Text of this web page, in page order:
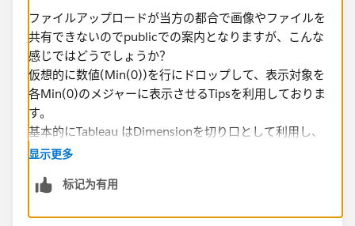
ファイルアップロードが当方の都合で画像やファイルを
共有できないのでpublicでの案内となりますが、こんな
感じではどうでしょうか？
仮想的に数値(Min(0))を行にドロップして、​表示対象を
各Min(0)のメジャーに表示させるTipsを利用しておりま
す。
基本的にTableau はDimensionを切り口として利用し、
その切り口ごとに集計した数値情報を可視化するため、
https://public.tableau.com/views/_16848383207810
显示更多
标记为有用